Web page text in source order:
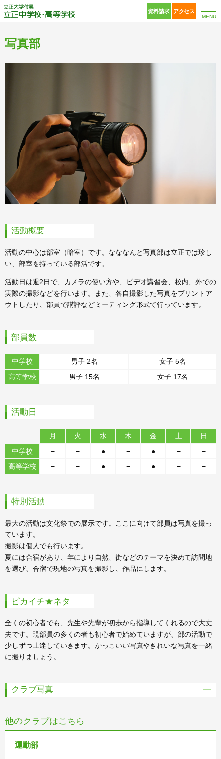
立正大学付属 立正中
資料請求 アクセス
MENU
写真部
活動概要
活動の中心は部室（暗室）です。なななんと写真部は立正では珍し
い、部室を持っている部活です。
活動日は週2日で、カメラの使い方や、ビデオ講習会、校内、外での
実際の撮影などを行います。また、各自撮影した写真をプリントア
ウトしたり、部員で講評などミーティング形式で行っています。
部員数
中学校 男子 2名
女子 5名
高等学校
男子 15名 女子 17名
活動日
月 火 水 木 金 土
日
中学校
− − ● − ● −
−
高等学校
− − ● − ● − −
特別活動
最大の活動は文化祭での展示です。ここに向けて部員は写真を撮っ
ています。
撮影は個人でも行います。
夏には合宿があり、年により自然、街などのテーマを決めて訪問地
を選び、合宿で現地の写真を撮影し、作品にします。
ピカイチ★ネタ
全くの初心者でも、先生や先輩が初歩から指導してくれるので大丈
夫です。現部員の多くの者も初心者で始めていますが、部の活動で
少しずつ上達していきます。かっこいい写真やきれいな写真を一緒
に撮りましょう。
クラブ写真
他のクラブはこちら
運動部